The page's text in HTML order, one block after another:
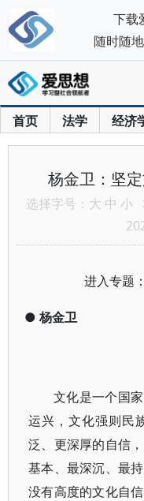
首页 法学 经济
杨金卫：坚
选择字号： 大 中 小
进入专题
● 杨金卫
文化是一个国
运兴，文化强则民
泛、更深厚的自信
基本、最深沉、最
没有高度的文化自
下载
随时随